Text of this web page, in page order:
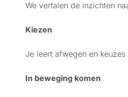
We vertalen de inzichten
Kiezen
Je leert afwegen en
In beweging komen